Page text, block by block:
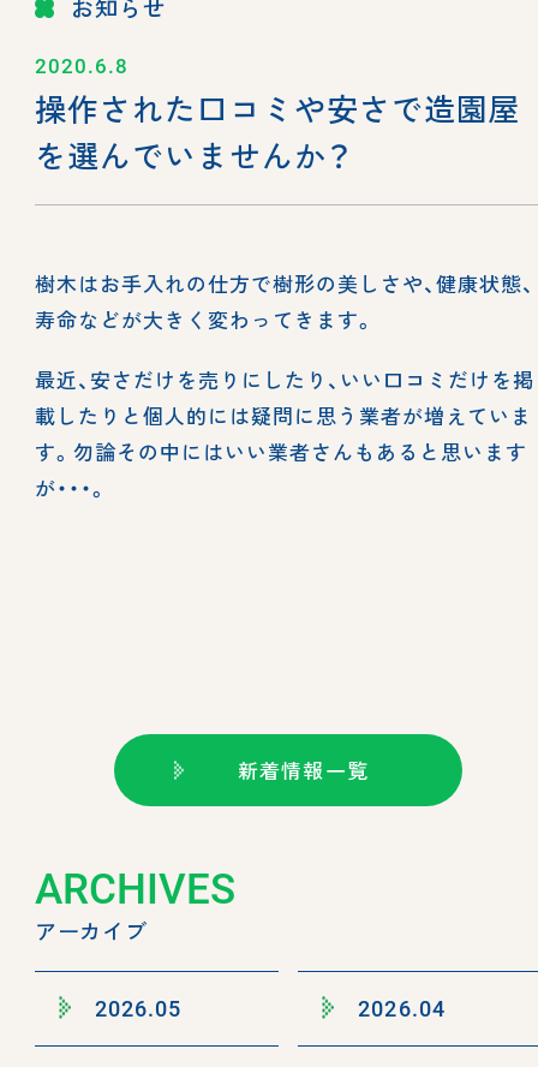
お知らせ
2020.6.8
操作された口コミや安さで造園屋
を選んでいませんか？
樹木はお手入れの仕方で樹形の美しさや、健康状態、
寿命などが大きく変わってきます。
最近、安さだけを売りにしたり、いい口コミだけを掲
載したりと個人的には疑問に思う業者が増えていま
す。勿論その中にはいい業者さんもあると思います
が・・・。
新着情報一覧
ARCHIVES
アーカイブ
2026.05 2026.04